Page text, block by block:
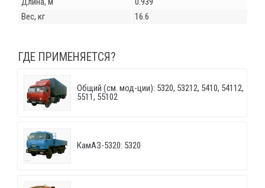
Вес, кг
16.6
ГДЕ ПРИМЕНЯЕТСЯ?
Общий (см. мод-ции): 5320, 53212, 5410, 54112,
5511, 55102
КамАЗ-5320: 5320